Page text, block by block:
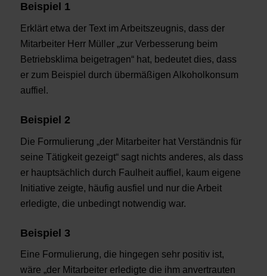
Beispiel 1
Erklärt etwa der Text im Arbeitszeugnis, dass der
Mitarbeiter Herr Müller „zur Verbesserung beim
Betriebsklima beigetragen“ hat, bedeutet dies, dass
er zum Beispiel durch übermäßigen Alkoholkonsum
auffiel.
Beispiel 2
Die Formulierung „der Mitarbeiter hat Verständnis für
seine Tätigkeit gezeigt“ sagt nichts anderes, als dass
er hauptsächlich durch Faulheit auffiel, kaum eigene
Initiative zeigte, häufig ausfiel und nur die Arbeit
erledigte, die unbedingt notwendig war.
Beispiel 3
Eine Formulierung, die hingegen sehr positiv ist,
wäre „der Mitarbeiter erledigte die ihm anvertrauten